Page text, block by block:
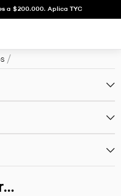
a $200.000. Aplica TYC